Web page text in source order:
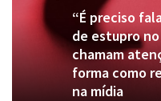
“É preciso
de estupro
chamam
forma como
na mídia